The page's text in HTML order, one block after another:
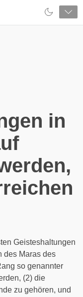
in
Geisteshaltungen
des Maras des
so genannter
(2) die
zu gehören, und